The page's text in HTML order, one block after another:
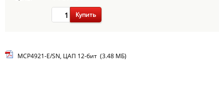
Купить
MCP4921-E/SN, ЦАП 12-бит (3.48 МБ)